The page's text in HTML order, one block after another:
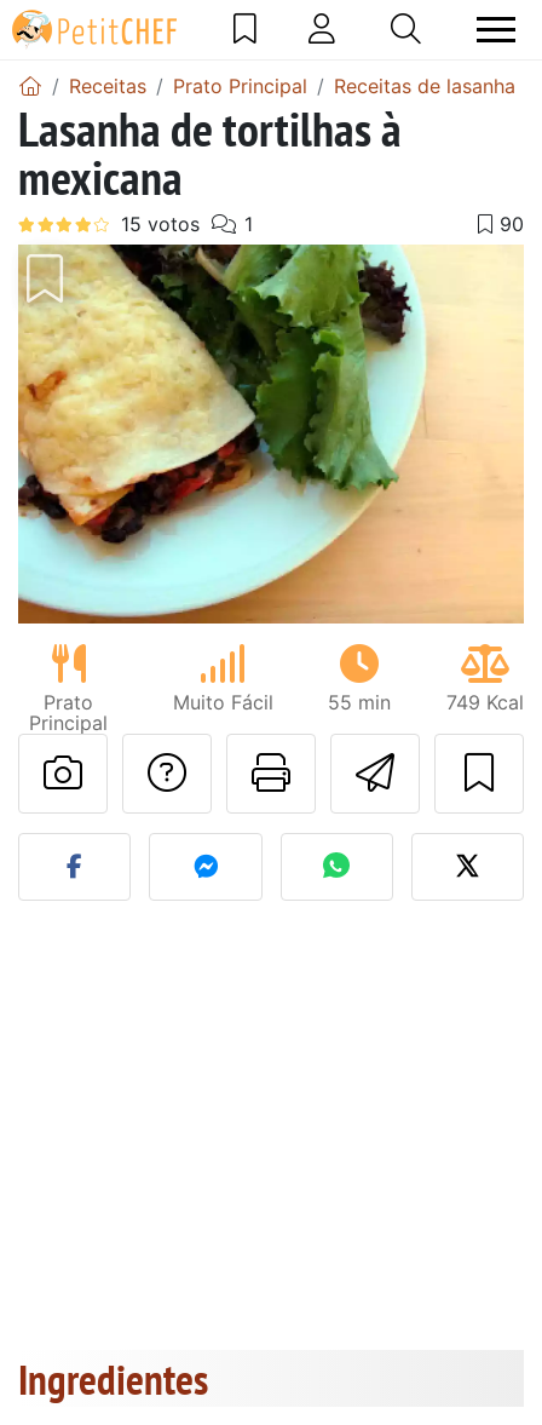
Receitas Prato Principal Receitas de lasanha
Lasanha de tortilhas à
mexicana
Prato
Principal
Muito Fácil 55 min 749 Kcal
Imprima
Falar com o autor
Fez esta receita?
Ingredientes